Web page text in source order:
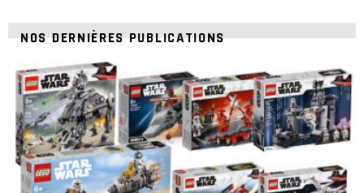
NOS DERNIÈRES PUBLICATIONS